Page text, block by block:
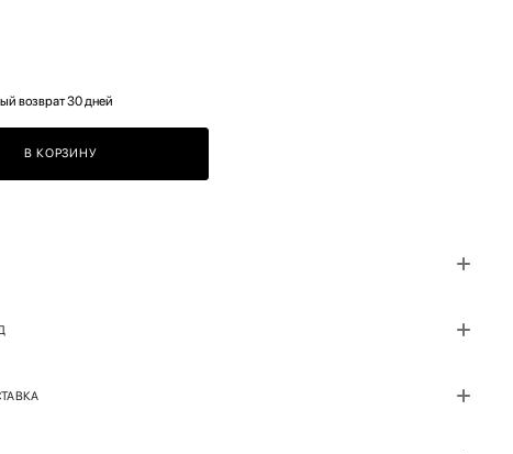
возврат 30 дней
В КОРЗИНУ